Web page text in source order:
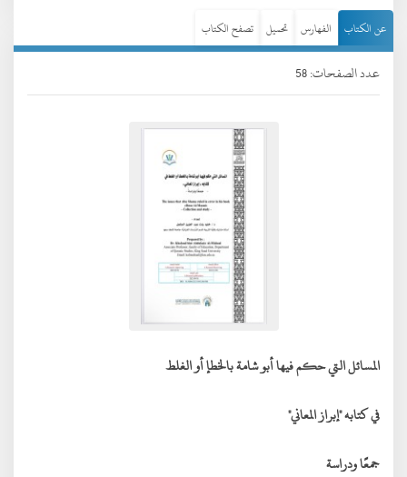
عن الكتاب الفهارس تحميل تصفح الكتاب
عدد الصفحات: 58
المسائل التي حكم فيها أبو شامة بالخطإ أو الغلط
في كتابه "إبراز المعاني"
جمعًا ودراسة